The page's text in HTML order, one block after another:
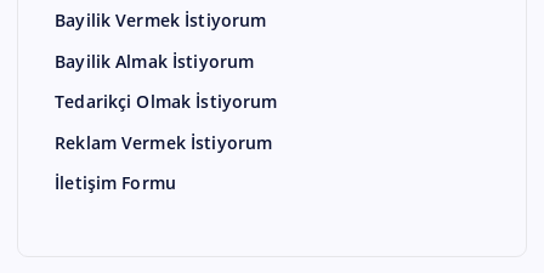
Bayilik Vermek İstiyorum
Bayilik Almak İstiyorum
Tedarikçi Olmak İstiyorum
Reklam Vermek İstiyorum
İletişim Formu